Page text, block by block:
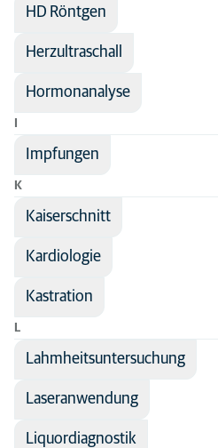
HD Röntgen
Herzultraschall
Hormonanalyse
Impfungen
K
Kaiserschnitt
Kardiologie
Kastration
L
Lahmheitsuntersuchung
Laseranwendung
Liquordiagnostik